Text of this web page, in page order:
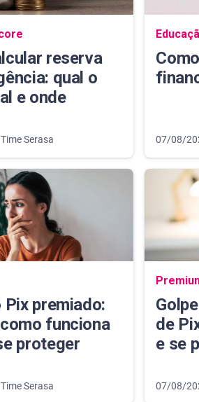
blog
reserva
qual o
e onde
Time Serasa 07/08/
blog
Pix premiado:
funciona
proteger
Time Serasa
de
e se
07/08/